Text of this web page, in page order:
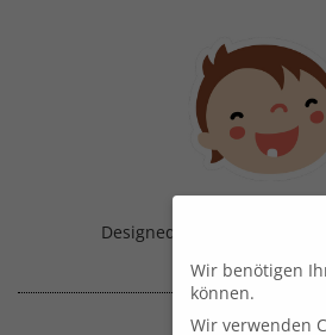
Designed & Handmade with
Wir benötigen
können.
Wir verwenden